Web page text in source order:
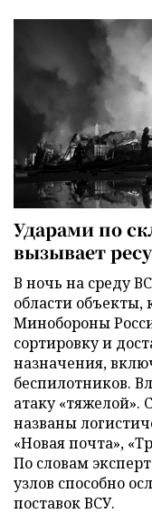
Ударами по
вызывает
В ночь на среду
области
Минобороны
сортировку и
назначения,
беспилотников.
атаку
названы
«Новая почта»,
По словам
узлов способно
поставок ВСУ.